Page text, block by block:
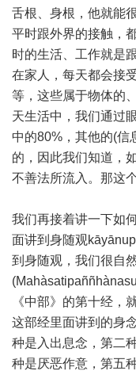
舌根、身根，他就能
平时跟外界的接触，
时的生活、工作就是
在家人，每天都会接
等，这些属于物体的
天生活中，我们通过
中的80%，其他的(信
的，因此我们知道，
不善法所流入。那这
我们再接着讲一下如
面讲到身随观
到身随观，我们很自
《中部》的第十经，
这部经里面讲到的身
种是入出息念，第二
种是厌恶作意，第五